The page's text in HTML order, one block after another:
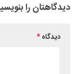
دیدگاهتان را
دیدگاه*